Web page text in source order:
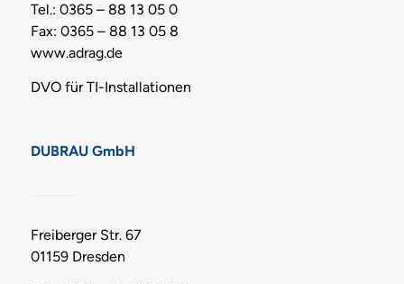
Tel.: 0365 – 88 13 05 0
Fax: 0365 – 88 13 05 8
www.adrag.de
DVO für TI-Installationen
DUBRAU GmbH
Freiberger Str. 67
01159 Dresden